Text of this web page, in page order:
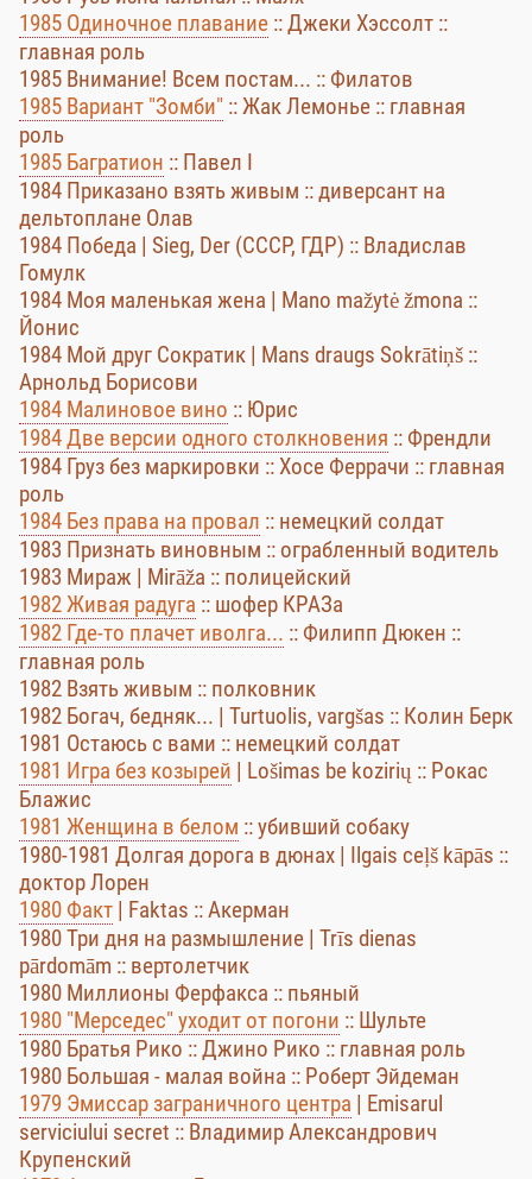
1985 Одиночное плавание :: Джеки Хэссолт ::
главная роль
1985 Внимание! Всем постам... :: Филатов
1985 Вариант "Зомби" :: Жак Лемонье :: главная
роль
1985 Багратион :: Павел I
1984 Приказано взять живым :: диверсант на
дельтоплане Олав
1984 Победа | Sieg, Der (СССР, ГДР) :: Владислав
Гомулк
1984 Моя маленькая жена | Mano mažytė žmona ::
Йонис
1984 Мой друг Сократик | Mans draugs Sokrātiņš ::
Арнольд Борисови
1984 Малиновое вино :: Юрис
1984 Две версии одного столкновения :: Френдли
1984 Груз без маркировки :: Хосе Феррачи :: главная
роль
1984 Без права на провал :: немецкий солдат
1983 Признать виновным :: ограбленный водитель
1983 Мираж | Mirāža :: полицейский
1982 Живая радуга :: шофер КРАЗа
1982 Где-то плачет иволга... :: Филипп Дюкен ::
главная роль
1982 Взять живым :: полковник
1982 Богач, бедняк... | Turtuolis, vargšas :: Колин Берк
1981 Остаюсь с вами :: немецкий солдат
1981 Игра без козырей | Lošimas be kozirių :: Рокас
Блажис
1981 Женщина в белом :: убивший собаку
1980-1981 Долгая дорога в дюнах | Ilgais ceļš kāpās ::
доктор Лорен
1980 Факт | Faktas :: Акерман
1980 Три дня на размышление | Trīs dienas
pārdomām :: вертолетчик
1980 Миллионы Ферфакса :: пьяный
1980 "Мерседес" уходит от погони :: Шульте
1980 Братья Рико :: Джино Рико :: главная роль
1980 Большая - малая война :: Роберт Эйдеман
1979 Эмиссар заграничного центра | Emisarul
serviciului secret :: Владимир Александрович
Крупенский